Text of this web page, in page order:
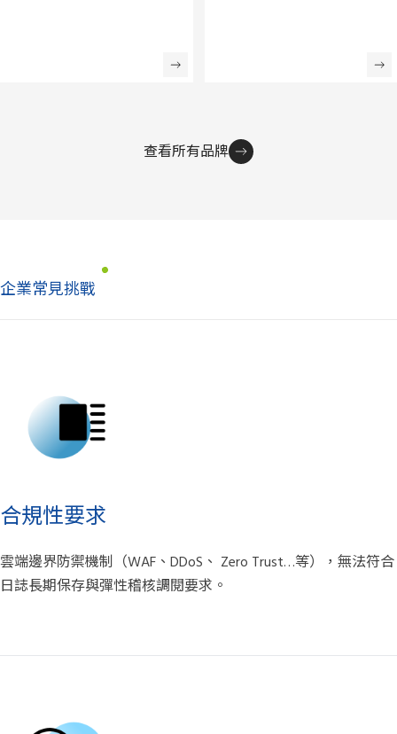
查看所有品牌
企業常見挑戰
合規性要求
雲端邊界防禦機制（WAF、DDoS、 Zero Trust…等），無法符合
日誌長期保存與彈性稽核調閱要求。